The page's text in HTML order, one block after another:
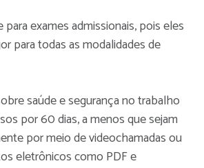
para exames admissionais, pois eles
para todas as modalidades de
saúde e segurança no trabalho
por 60 dias, a menos que sejam
por meio de videochamadas ou
eletrônicos como PDF e